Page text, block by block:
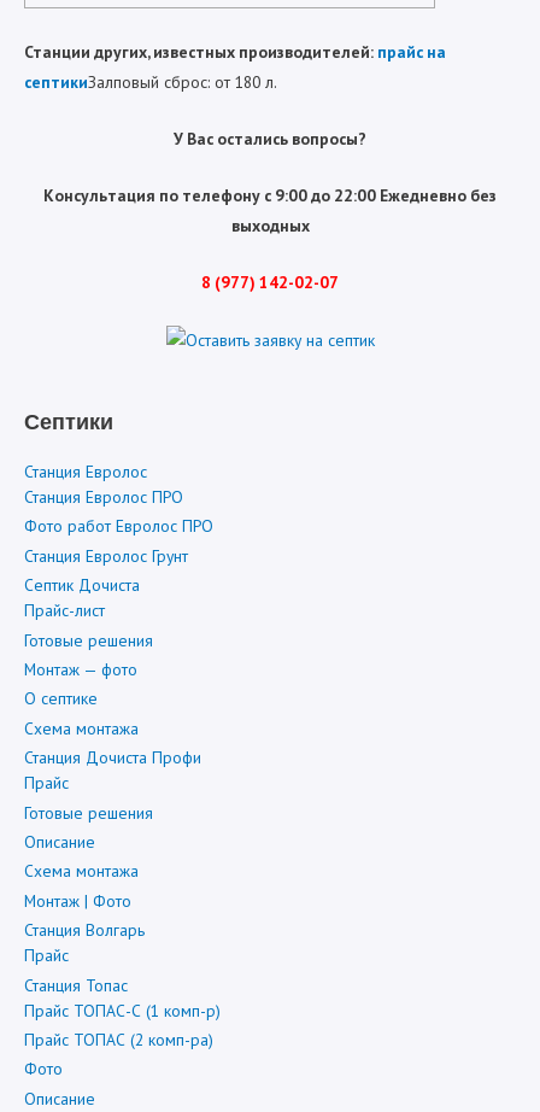
Септики
Станция Евролос
Станция Евролос ПРО
Фото работ Евролос ПРО
Станция Евролос Грунт
Септик Дочиста
Прайс-лист
Готовые решения
Монтаж — фото
О септике
Схема монтажа
Станция Дочиста Профи
Прайс
Готовые решения
Описание
Схема монтажа
Монтаж | Фото
Станция Волгарь
Прайс
Станция Топас
Прайс ТОПАС-С (1 комп-р)
Прайс ТОПАС (2 комп-ра)
Фото
Описание
Станции других, известных производителей: прайс на
септикиЗалповый сброс: от 180 л.
У Вас остались вопросы?
Консультация по телефону с 9:00 до 22:00 Ежедневно без
выходных
8 (977) 142-02-07